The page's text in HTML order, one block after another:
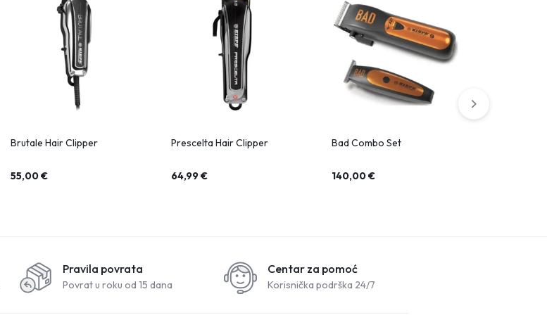
Brutale Hair Clipper
55,00€
Prescelta Hair Clipper
64,99€
Bad Combo Set
140,00€
Pravila povrata
Povrat u roku od 15 dana
Centar za pomoć
Korisnička podrška 24/7